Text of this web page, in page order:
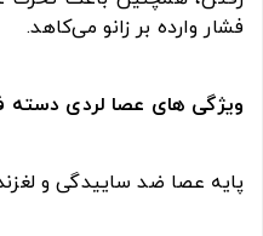
فشار وارده بر زانو می‌کاهد.
ویژگی های عصا لردی دسته
پایه عصا ضد ساییدگی و